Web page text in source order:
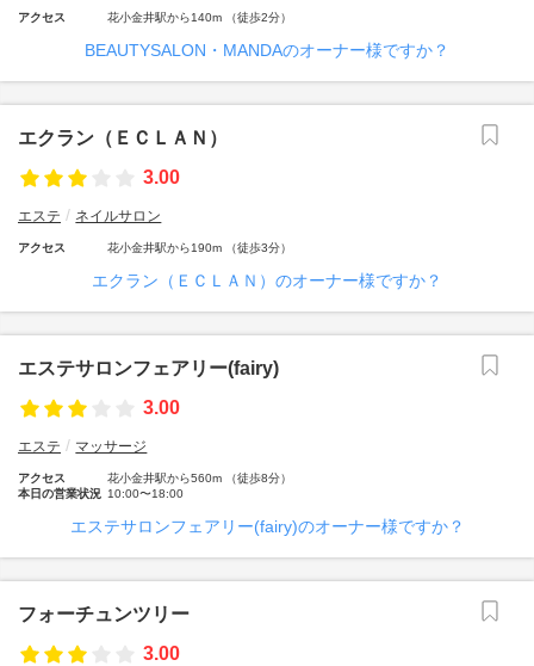
アクセス 花小金井駅から140m （徒歩2分）
BEAUTYSALON・MANDAのオーナー様ですか？
エクラン（ＥＣＬＡＮ）
3.00
エステ ネイルサロン
アクセス 花小金井駅から190m （徒歩3分）
エクラン（ＥＣＬＡＮ）のオーナー様ですか？
エステサロンフェアリー(fairy)
3.00
エステ マッサージ
アクセス
花小金井駅から560m （徒歩8分）
本日の営業状況 10:00〜18:00
エステサロンフェアリー(fairy)のオーナー様ですか？
フォーチュンツリー
3.00